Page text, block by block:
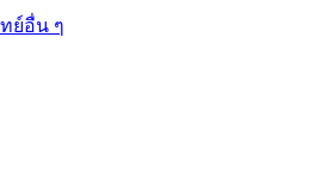
ย์อื่น ๆ